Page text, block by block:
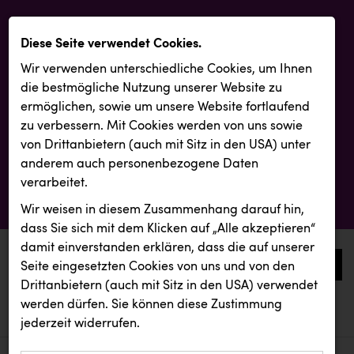
0
aktuelle aussendungen
aktuelle aussendungen
Diese Seite verwendet Cookies.
Wir verwenden unterschiedliche Cookies, um Ihnen
die best­mögliche Nutzung unserer Website zu
ermöglichen, sowie um unsere Website fortlaufend
zu verbessern. Mit Cookies werden von uns sowie
von Drittanbietern (auch mit Sitz in den USA) unter
anderem auch personenbezogene Daten
verarbeitet.
Wir weisen in diesem Zusammenhang darauf hin,
dass Sie sich mit dem Klicken auf „Alle akzeptieren“
damit ein­ver­standen erklären, dass die auf unserer
Seite eingesetzten Cookies von uns und von den
Drittanbietern (auch mit Sitz in den USA) verwendet
werden dürfen. Sie können diese Zustimmung
jederzeit widerrufen.